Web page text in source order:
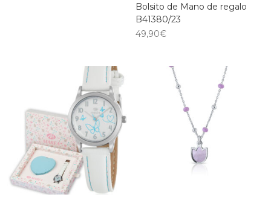
Bolsito de Mano de regalo
B41380/23
49,90€